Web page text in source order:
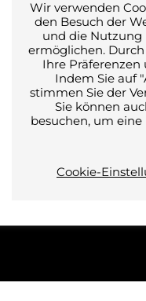
technik
Ingenieure GmbH
49-50
Pfullendorf
9215-0
an:
TGA² Ingenieure
Wir verwenden
den Besuch der
und die
ermöglichen.
Ihre Präferenzen
Indem Sie auf
stimmen Sie der
Sie können
besuchen, um
Cookie-